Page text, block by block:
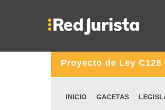
Proyecto de Ley
INICIO GACETAS